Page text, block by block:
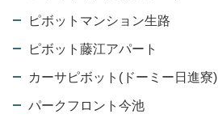
ピボットマンション生路
ピボット藤江アパート
カーサピボット(ドーミー日進寮)
パークフロント今池